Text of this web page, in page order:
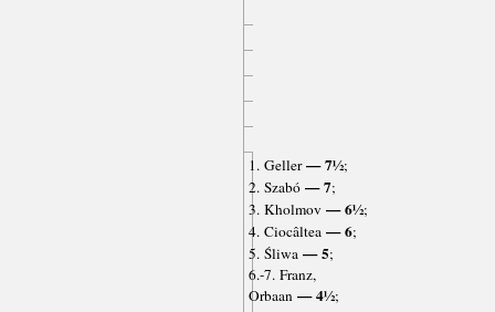
1. Geller— 7½;
2. Szabó— 7;
3. Kholmov — 6½;
4. Ciocâltea— 6;
5. Śliwa— 5;
6.-7. Franz,
Orbaan— 4½;